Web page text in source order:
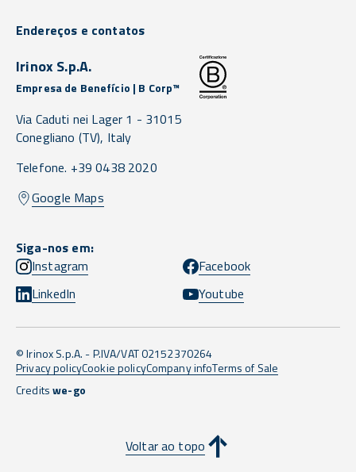
Endereços e contatos
Irinox S.p.A.
Empresa de Benefício | B Corp™
Via Caduti nei Lager 1 - 31015
Conegliano (TV), Italy
Telefone. +39 0438 2020
Google Maps
Siga-nos em:
Instagram
Facebook
LinkedIn
Youtube
© Irinox S.p.A. - P.IVA/VAT 02152370264
Privacy policyCookie policyCompany infoTerms of Sale
Creditswe-go
Voltar ao topo